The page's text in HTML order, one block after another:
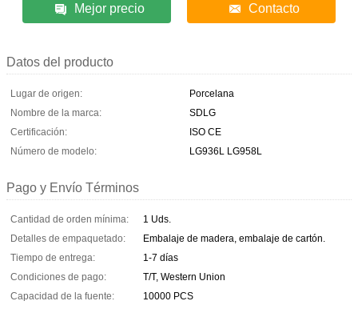
Mejor precio Contacto
Datos del producto
Lugar de origen:
Porcelana
Nombre de la marca:
SDLG
Certificación:
ISO CE
Número de modelo:
LG936L LG958L
Pago y Envío Términos
Cantidad de orden mínima:
1 Uds.
Detalles de empaquetado:
Embalaje de madera, embalaje de cartón.
Tiempo de entrega:
1-7 días
Condiciones de pago:
T/T, Western Union
Capacidad de la fuente:
10000 PCS